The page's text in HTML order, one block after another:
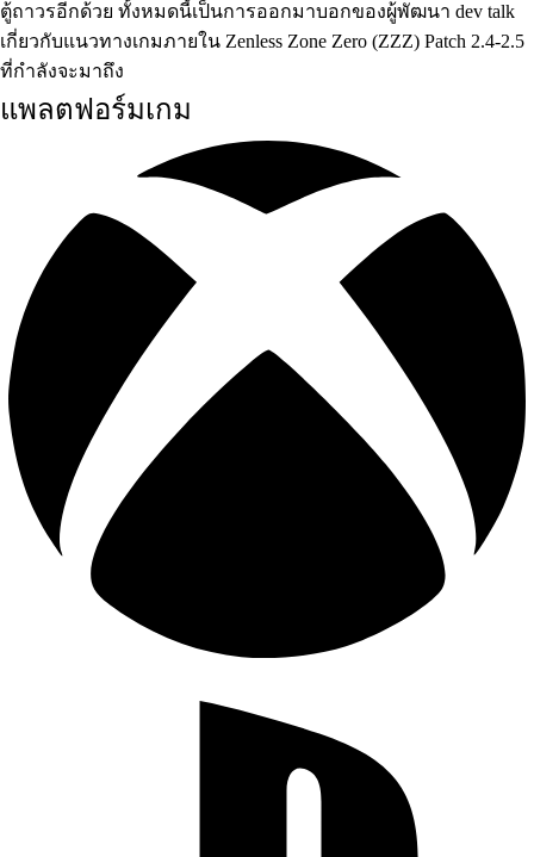
ตู้ถาวรอีกด้วย ทั้งหมดนี้เป็นการออกมาบอกของผู้พัฒนา dev talk
เกี่ยวกับแนวทางเกมภายใน Zenless Zone Zero (ZZZ) Patch 2.4-2.5
ที่กำลังจะมาถึง
แพลตฟอร์มเกม